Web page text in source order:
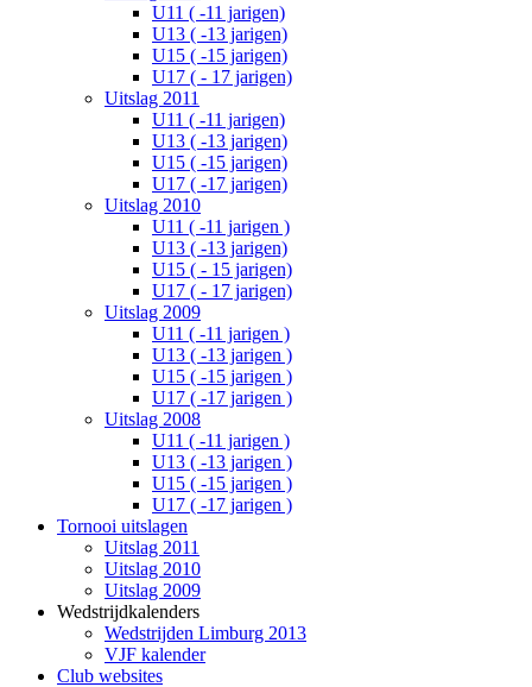
U11 ( -11 jarigen)
U13 ( -13 jarigen)
U15 ( -15 jarigen)
U17 ( - 17 jarigen)
Uitslag 2011
U11 ( -11 jarigen)
U13 ( -13 jarigen)
U15 ( -15 jarigen)
U17 ( -17 jarigen)
Uitslag 2010
U11 ( -11 jarigen )
U13 ( -13 jarigen)
U15 ( - 15 jarigen)
U17 ( - 17 jarigen)
Uitslag 2009
U11 ( -11 jarigen )
U13 ( -13 jarigen )
U15 ( -15 jarigen )
U17 ( -17 jarigen )
Uitslag 2008
U11 ( -11 jarigen )
U13 ( -13 jarigen )
U15 ( -15 jarigen )
U17 ( -17 jarigen )
Tornooi uitslagen
Uitslag 2011
Uitslag 2010
Uitslag 2009
Wedstrijdkalenders
Wedstrijden Limburg 2013
VJF kalender
Club websites